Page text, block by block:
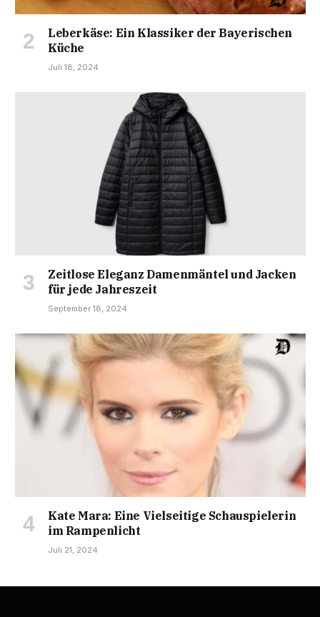
Leberkäse: Ein Klassiker der Bayerischen
Küche
Juli 18, 2024
Zeitlose Eleganz Damenmäntel und Jacken
für jede Jahreszeit
September 18, 2024
Kate Mara: Eine Vielseitige Schauspielerin
im Rampenlicht
Juli 21, 2024